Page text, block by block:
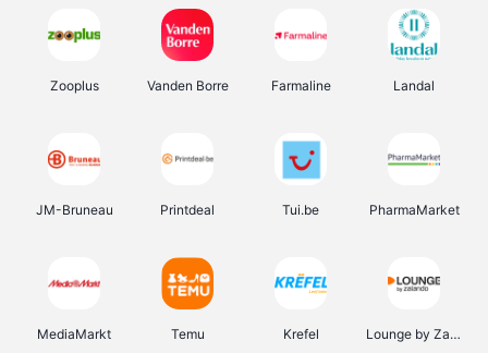
Zooplus Vanden Borre Farmaline Landal
JM-Bruneau Printdeal Tui.be PharmaMarket
MediaMarkt Temu Krefel Lounge by Zalando